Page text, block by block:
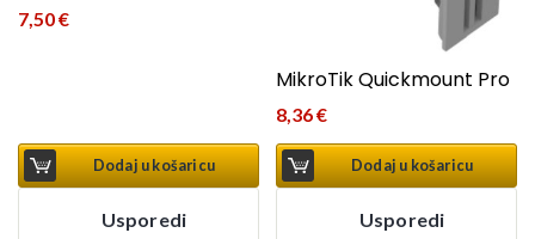
7,50€
Dodaj u košaricu
Usporedi
MikroTik Quickmount Pro
8,36€
Dodaj u košaricu
Usporedi